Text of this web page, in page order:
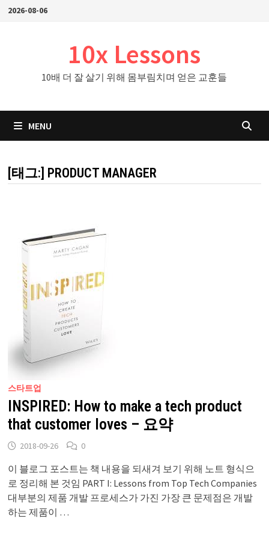
Skip2026-08-06
10x Lessons
10배 더 잘 살기 위해 몸부림치며 얻은 교훈들
MENU
[태그:] PRODUCT MANAGER
스타트업
INSPIRED: How to make a tech product
that customer loves – 요약
2018-09-26 0
이 블로그 포스트는 책 내용을 되새겨 보기 위해 노트 형식으
로 정리해 본 것임 PART I: Lessons from Top Tech Companies
대부분의 제품 개발 프로세스가 가진 가장 큰 문제점은 개발
하는 제품이 …